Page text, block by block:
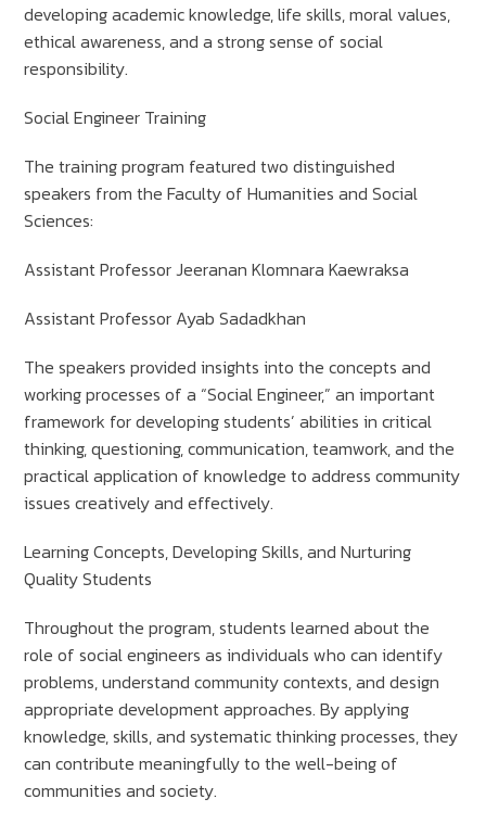
developing academic knowledge, life skills, moral values,
ethical awareness, and a strong sense of social
responsibility.
Social Engineer Training
The training program featured two distinguished
speakers from the Faculty of Humanities and Social
Sciences:
Assistant Professor Jeeranan Klomnara Kaewraksa
Assistant Professor Ayab Sadadkhan
The speakers provided insights into the concepts and
working processes of a “Social Engineer,” an important
framework for developing students’ abilities in critical
thinking, questioning, communication, teamwork, and the
practical application of knowledge to address community
issues creatively and effectively.
Learning Concepts, Developing Skills, and Nurturing
Quality Students
Throughout the program, students learned about the
role of social engineers as individuals who can identify
problems, understand community contexts, and design
appropriate development approaches. By applying
knowledge, skills, and systematic thinking processes, they
can contribute meaningfully to the well-being of
communities and society.